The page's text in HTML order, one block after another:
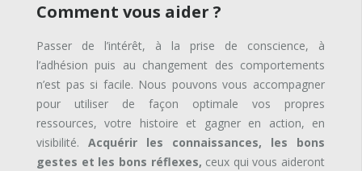
Comment vous aider ?
Passer de l’intérêt, à la prise de conscience, à
l’adhésion puis au changement des comportements
n’est pas si facile. Nous pouvons vous accompagner
pour utiliser de façon optimale vos propres
ressources, votre histoire et gagner en action, en
visibilité. Acquérir les connaissances, les bons
gestes et les bons réflexes, ceux qui vous aideront